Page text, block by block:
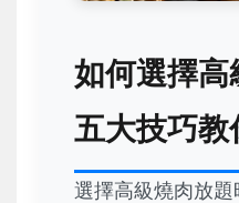
如何選擇高
五大技巧
選擇高級燒肉放